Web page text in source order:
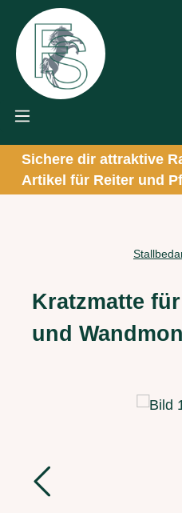
Zum Hauptinhalt springen
Sichere dir attraktive
Artikel für Reiter und
Kratzmatte
und
Bildergalerie